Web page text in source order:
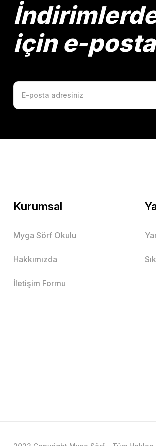
Ürün fiyatı diğer sitelerden daha pahalı.
Bu ürüne benzer farklı alternatifler
için e-
Kurumsal
Myga Sörf Okulu
Hakkımızda
İletişim Formu